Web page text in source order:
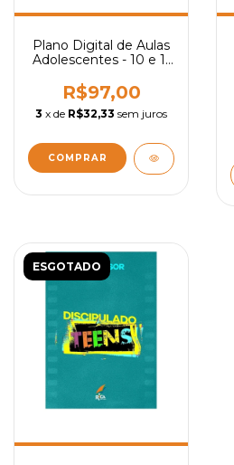
Plano Digital de Aulas
Adolescentes - 10 e 11
R$97,00
3 x de R$32,33 sem juros
ESGOTADO